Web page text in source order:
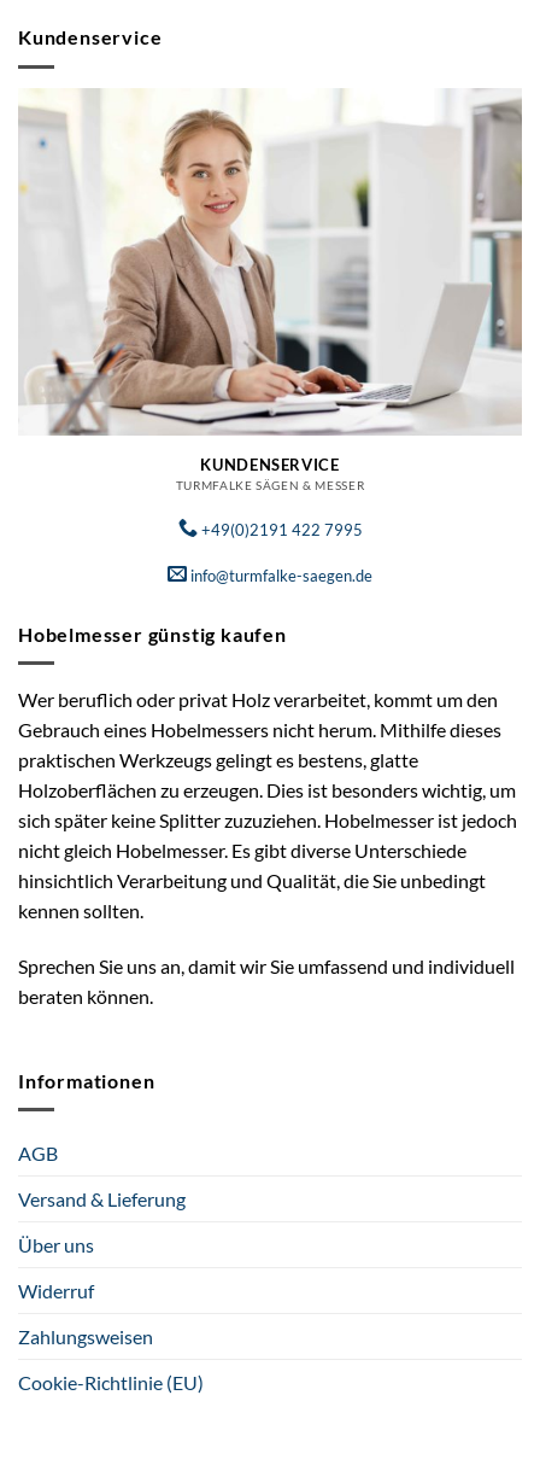
Kundenservice
KUNDENSERVICE
TURMFALKE SÄGEN & MESSER
+49(0)2191 422 7995
info@turmfalke-saegen.de
Hobelmesser günstig kaufen
Wer beruflich oder privat Holz verarbeitet, kommt um den
Gebrauch eines Hobelmessers nicht herum. Mithilfe dieses
praktischen Werkzeugs gelingt es bestens, glatte
Holzoberflächen zu erzeugen. Dies ist besonders wichtig, um
sich später keine Splitter zuzuziehen. Hobelmesser ist jedoch
nicht gleich Hobelmesser. Es gibt diverse Unterschiede
hinsichtlich Verarbeitung und Qualität, die Sie unbedingt
kennen sollten.
Sprechen Sie uns an, damit wir Sie umfassend und individuell
beraten können.
Informationen
AGB
Versand & Lieferung
Über uns
Widerruf
Zahlungsweisen
Cookie-Richtlinie (EU)